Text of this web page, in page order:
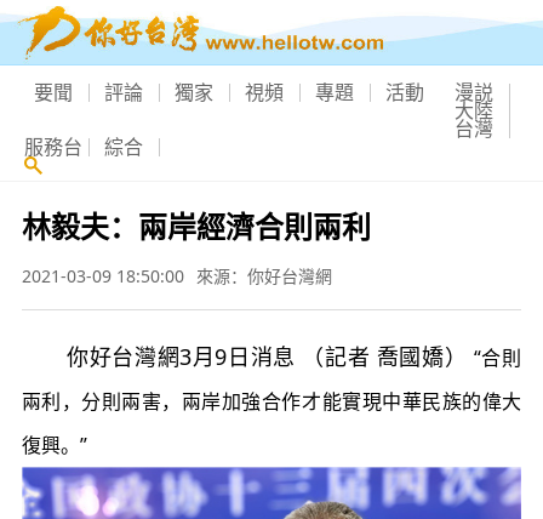
要聞 評論 獨家 視頻 專題 活動 漫説
大陸
台灣
服務台 綜合
林毅夫：兩岸經濟合則兩利
2021-03-09 18:50:00 來源：你好台灣網
你好台灣網3月9日消息 （記者 喬國嬌） “合則
兩利，分則兩害，兩岸加強合作才能實現中華民族的偉大
復興。”